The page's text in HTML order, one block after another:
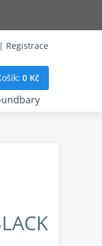
Registrace
0 Kč